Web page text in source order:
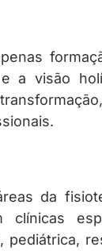
a visão
da
pediátrica,